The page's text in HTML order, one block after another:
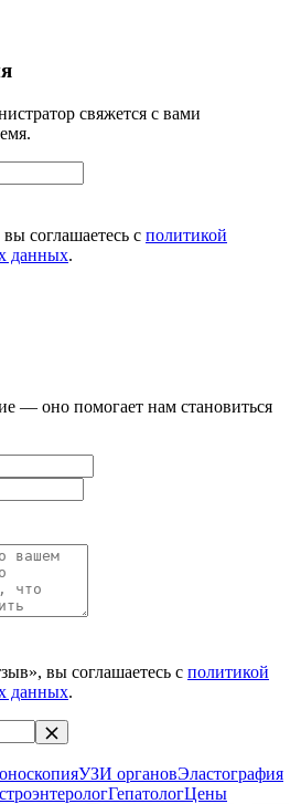
свяжется с вами
соглашаетесь с политикой
данных.
— оно помогает нам становиться
вы соглашаетесь с политикой
данных.
УЗИ органовЭластография
ГепатологЦены